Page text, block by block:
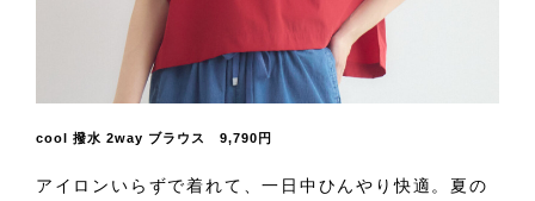
cool 撥水 2way ブラウス 9,790円
アイロンいらずで着れて、一日中ひんやり快適。夏の